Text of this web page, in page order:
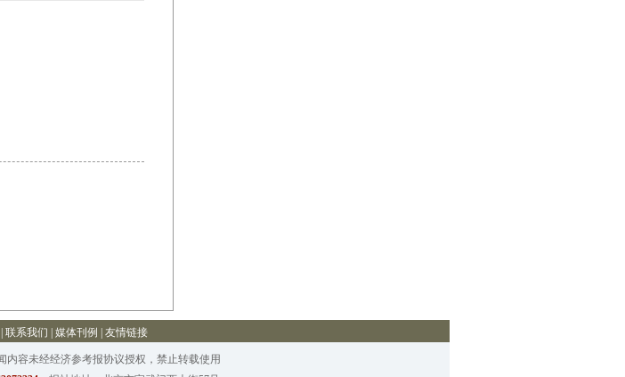
联系我们 媒体刊例 友情链接
内容未经经济参考报协议授权，禁止转载使用